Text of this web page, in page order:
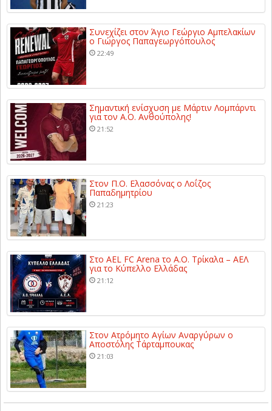
Συνεχίζει στον Άγιο Γεώργιο Αμπελακίων
ο Γιώργος Παπαγεωργόπουλος
22:49
Σημαντική ενίσχυση με Μάρτιν Λομπάρντι
για τον Α.Ο. Ανθούπολης!
21:52
Στον Π.Ο. Ελασσόνας ο Λοΐζος
Παπαδημητρίου
21:23
Στο AEL FC Arena το Α.Ο. Τρίκαλα – ΑΕΛ
για το Κύπελλο Ελλάδας
21:12
Στον Ατρόμητο Αγίων Αναργύρων ο
Αποστόλης Τάρταμπουκας
21:03